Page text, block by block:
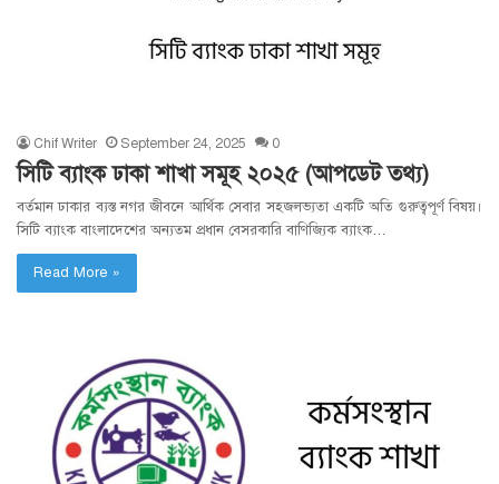
Chif Writer September 24, 2025 0
সিটি ব্যাংক ঢাকা শাখা সমূহ ২০২৫ (আপডেট তথ্য)
বর্তমান ঢাকার ব্যস্ত নগর জীবনে আর্থিক সেবার সহজলভ্যতা একটি অতি গুরুত্বপূর্ণ বিষয়।
সিটি ব্যাংক বাংলাদেশের অন্যতম প্রধান বেসরকারি বাণিজ্যিক ব্যাংক…
Read More »